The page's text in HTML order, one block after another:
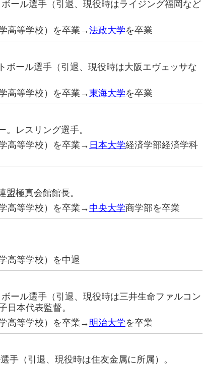
ール選手（引退、現役時はライジング福岡など
高等学校）を卒業→法政大学を卒業
ボール選手（引退、現役時は大阪エヴェッサな
高等学校）を卒業→東海大学を卒業
レスリング選手。
高等学校）を卒業→ 日本大学経済学部経済学科
盟極真会館館長。
高等学校）を卒業→ 中央大学商学部を卒業
高等学校）を中退
ール選手（引退、現役時は三井生命ファルコン
日本代表監督。
高等学校）を卒業→ 明治大学を卒業
手（引退、現役時は住友金属に所属）。